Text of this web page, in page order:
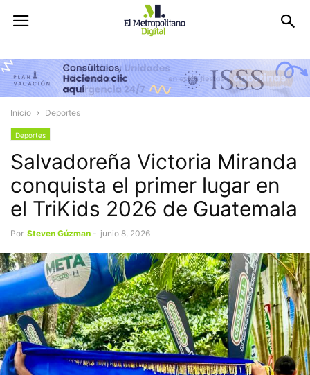
Inicio Deportes
Deportes
Salvadoreña Victoria Miranda
conquista el primer lugar en
el TriKids 2026 de Guatemala
Por Steven Gúzman - junio 8, 2026